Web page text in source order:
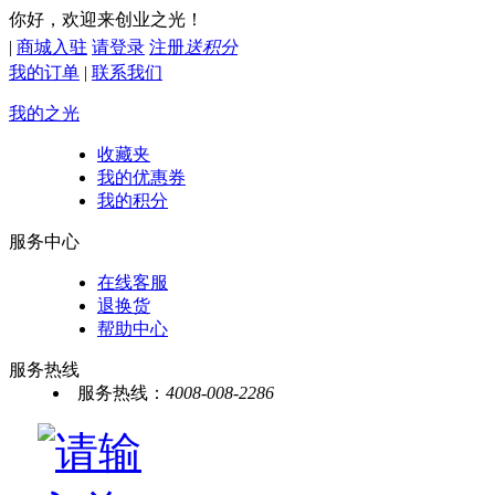
你好，欢迎来创业之光！
| 商城入驻 请登录 注册送积分
我的订单 | 联系我们
我的之光
收藏夹
我的优惠券
我的积分
服务中心
在线客服
退换货
帮助中心
服务热线
服务热线： 4008-008-2286